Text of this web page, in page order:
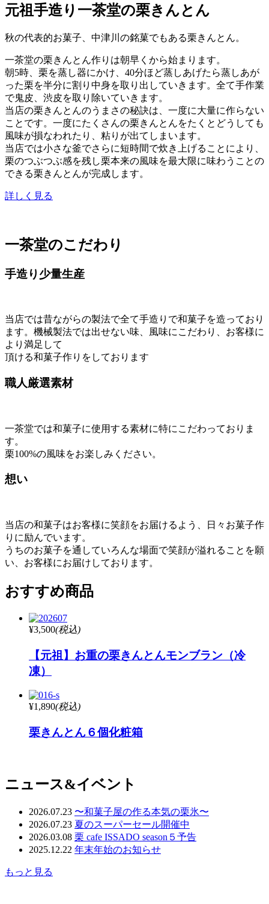
元祖手造り一茶堂の栗きんとん
秋の代表的お菓子、中津川の銘菓でもある栗きんとん。
一茶堂の栗きんとん作りは朝早くから始まります。
朝5時、栗を蒸し器にかけ、40分ほど蒸しあげたら蒸しあが
った栗を半分に割り中身を取り出していきます。全て手作業
で鬼皮、渋皮を取り除いていきます。
当店の栗きんとんのうまさの秘訣は、一度に大量に作らない
ことです。一度にたくさんの栗きんとんをたくとどうしても
風味が損なわれたり、粘りが出てしまいます。
当店では小さな釜でさらに短時間で炊き上げることにより、
栗のつぶつぶ感を残し栗本来の風味を最大限に味わうことの
できる栗きんとんが完成します。
詳しく見る
一茶堂のこだわり
手造り少量生産
当店では昔ながらの製法で全て手造りで和菓子を造っており
ます。機械製法では出せない味、風味にこだわり、お客様に
より満足して
頂ける和菓子作りをしております
職人厳選素材
一茶堂では和菓子に使用する素材に特にこだわっておりま
す。
栗100%の風味をお楽しみください。
想い
当店の和菓子はお客様に笑顔をお届けるよう、日々お菓子作
りに励んでいます。
うちのお菓子を通していろんな場面で笑顔が溢れることを願
い、お客様にお届けしております。
おすすめ商品
¥3,500(税込)
【元祖】お重の栗きんとんモンブラン（冷
凍）
¥1,890(税込)
栗きんとん６個化粧箱
ニュース&イベント
2026.07.23 〜和菓子屋の作る本気の栗氷〜
2026.07.23 夏のスーパーセール開催中
2026.03.08 栗 cafe ISSADO season５予告
2025.12.22 年末年始のお知らせ
もっと見る